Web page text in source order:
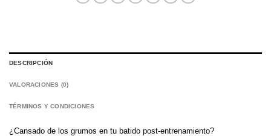
DESCRIPCIÓN
VALORACIONES (0)
TÉRMINOS Y CONDICIONES
¿Cansado de los grumos en tu batido post-entrenamiento?